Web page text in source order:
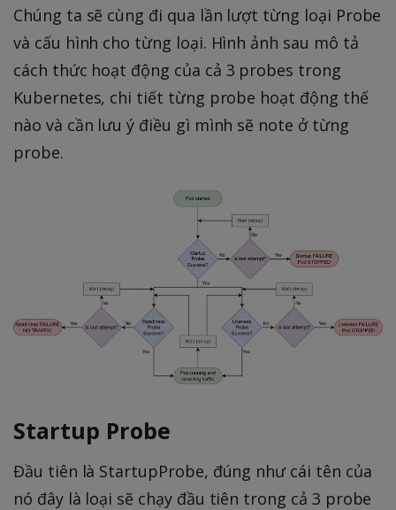
Chúng ta sẽ cùng đi qua lần lượt từng loại Probe
và cấu hình cho từng loại. Hình ảnh sau mô tả
cách thức hoạt động của cả 3 probes trong
Kubernetes, chi tiết từng probe hoạt động thế
nào và cần lưu ý điều gì mình sẽ note ở từng
probe.
Startup Probe
Đầu tiên là StartupProbe, đúng như cái tên của
nó đây là loại sẽ chạy đầu tiên trong cả 3 probe